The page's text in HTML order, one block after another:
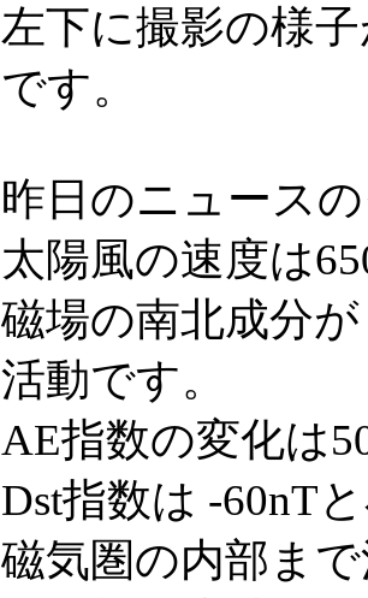
左下に撮影の様
です。
昨日のニュース
太陽風の速度は
磁場の南北成分
活動です。
AE指数の変化は
Dst指数は -60nT
磁気圏の内部ま